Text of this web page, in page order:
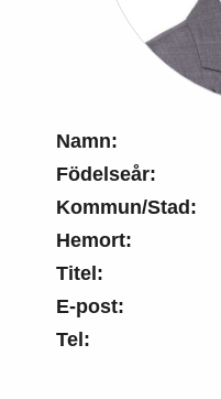
Namn:
Födelseår:
Kommun/Stad:
Hemort:
Titel:
E-post:
Tel: